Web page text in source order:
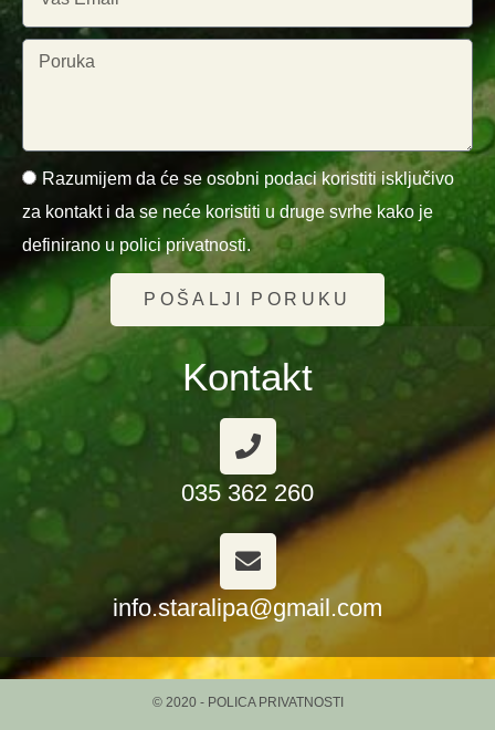
Razumijem da će se osobni podaci koristiti isključivo
za kontakt i da se neće koristiti u druge svrhe kako je
definirano u polici privatnosti.
POŠALJI PORUKU
Kontakt
035 362 260
info.staralipa@gmail.com
© 2020 - POLICA PRIVATNOSTI